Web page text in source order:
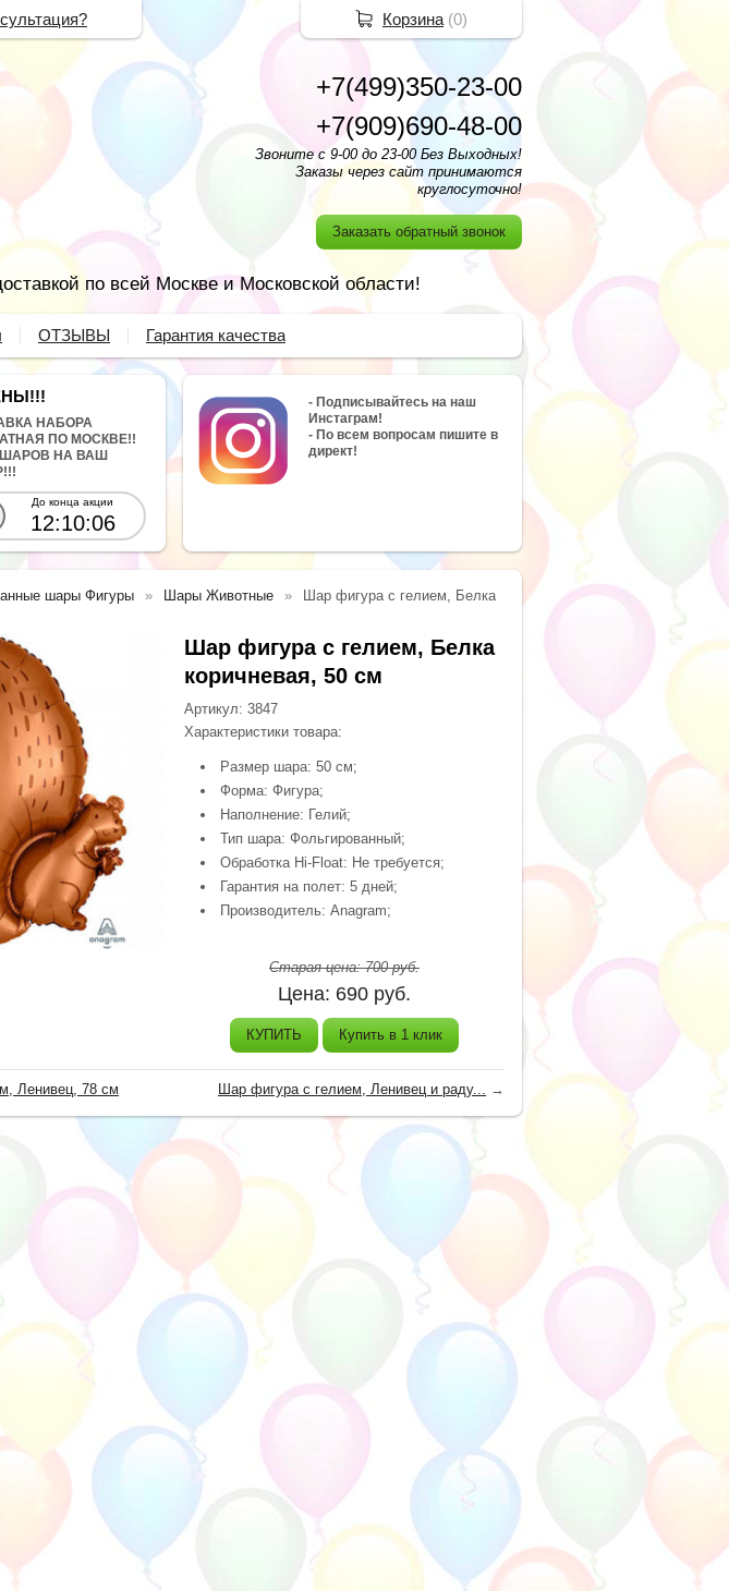
+7(499)350-23-00
+7(909)690-48-00
Звоните с 9-00 до 23-00 Без Выходных!
Заказы через сайт принимаются
круглосуточно!
Заказать обратный звонок
по всей Москве и Московской области!
ОТЗЫВЫ Гарантия качества
НАБОРА
ПО МОСКВЕ!!
ШАРОВ НА ВАШ
До конца акции
12:10:04
- Подписывайтесь на наш
Инстаграм!
- По всем вопросам пишите в
директ!
шары Фигуры Шары Животные
Шар фигура с гелием, Белка
Шар фигура с гелием, Белка
коричневая, 50 см
Артикул: 3847
Характеристики товара:
Размер шара: 50 см;
Форма: Фигура;
Наполнение: Гелий;
Тип шара: Фольгированный;
Обработка Hi-Float: Не требуется;
Гарантия на полет: 5 дней;
Производитель: Anagram;
Старая цена:700руб.
Цена: 690 руб.
КУПИТЬ Купить в 1 клик
Ленивец, 78 см Шар фигура с гелием, Ленивец и раду... →
Корзина (0)